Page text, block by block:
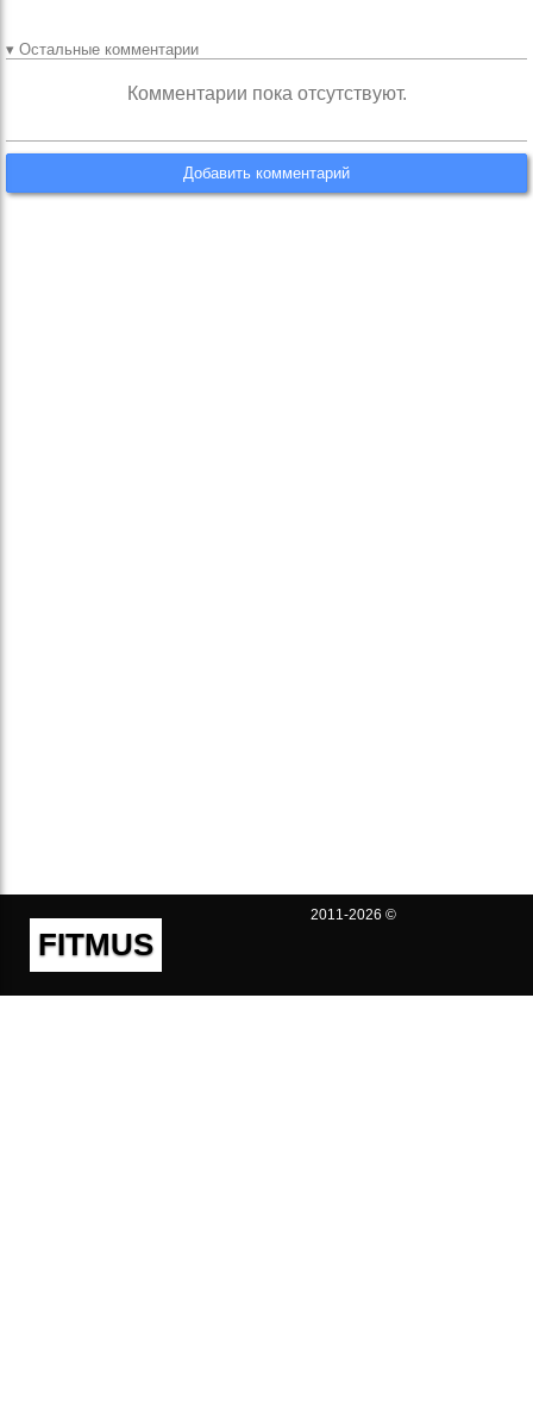
▾ Остальные комментарии
Комментарии пока отсутствуют.
Добавить комментарий
FITMUS
2011-2026 ©